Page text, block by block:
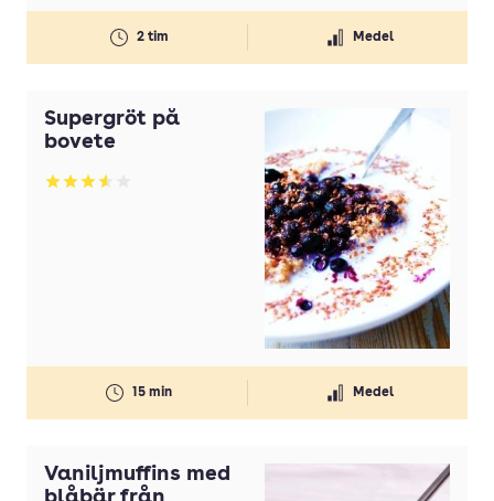
2 tim Medel
Supergröt på
bovete
Betyg: 3.54 av 5
15 min Medel
Vaniljmuffins med